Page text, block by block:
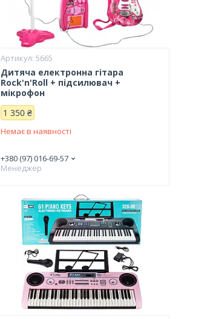
5665
Дитяча електронна гітара
Rock'n'Roll + підсилювач +
мікрофон
1 350 ₴
Немає в наявності
+380 (97) 016-69-57
Менеджер